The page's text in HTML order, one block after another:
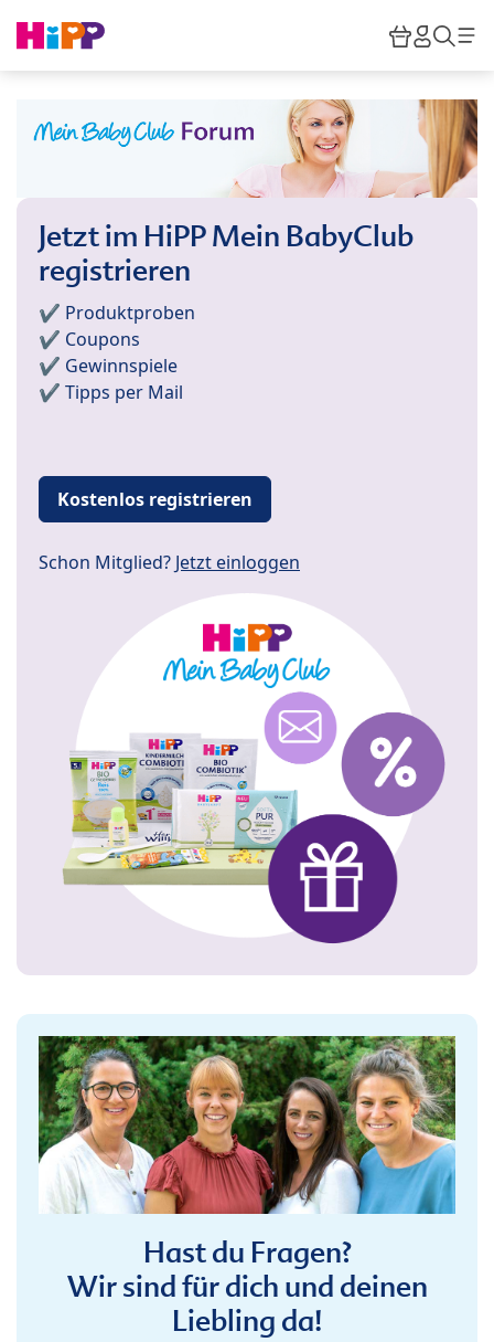
HiPP
Jetzt im HiPP Mein BabyClub
registrieren
✔️ Produktproben
✔️ Coupons
✔️ Gewinnspiele
✔️ Tipps per Mail
Kostenlos registrieren
Schon Mitglied? Jetzt einloggen
Hast du Fragen?
Wir sind für dich und deinen
Liebling da!